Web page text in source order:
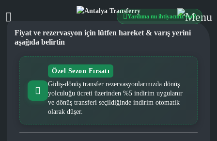
Yardıma mı ihtiyacınız var?
Fiyat ve rezervasyon için lütfen hareket & varış yerini
aşağıda belirtin
Özel Sezon Fırsatı
Gidiş-dönüş transfer rezervasyonlarınızda dönüş
yolculuğu ücreti üzerinden %5 indirim uygulanır
ve dönüş transferi seçildiğinde indirim otomatik
olarak düşer.